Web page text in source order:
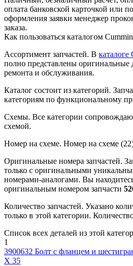
оплата банковской карточкой или
оформления заявки менеджер
заказа.
Как пользоваться каталогом
Ассортимент запчастей. В каталоге
полно представлены оригинальные
ремонта и обслуживания.
Каталог состоит из категорий.
категориям по функциональному
Схемы. Все категории
схемой.
Номер на схеме. Номер на схеме
Оригинальные номера запчастей.
только с оригинальными
номерами-аналогами. Вы
оригинальным номером запчасти
Количество запчастей. Указано
только в этой категории.
Список всех деталей из этой
1
3900632 Болт с фланцем и
X 35